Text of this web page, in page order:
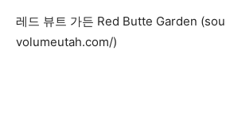
레드 뷰트 가든 Red Butte Garden
volumeutah.com/)